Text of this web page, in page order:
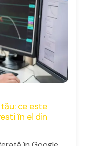
ce este
în el din